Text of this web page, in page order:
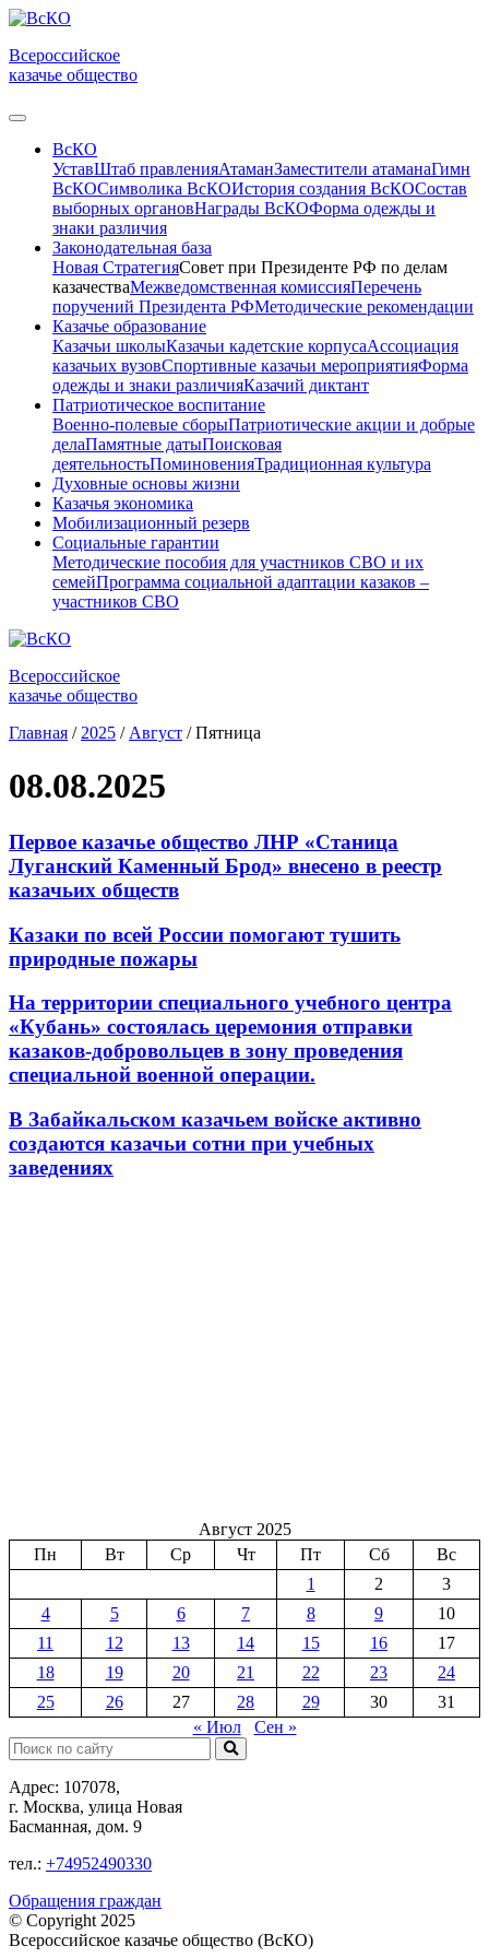
Всероссийское
казачье общество
ВсКО
УставШтаб правленияАтаманЗаместители атаманаГимн
ВсКОСимволика ВсКОИстория создания ВсКОСостав
выборных органовНаграды ВсКОФорма одежды и
знаки различия
Законодательная база
Новая СтратегияСовет при Президенте РФ по делам
казачестваМежведомственная комиссияПеречень
поручений Президента РФМетодические рекомендации
Казачье образование
Казачьи школыКазачьи кадетские корпусаАссоциация
казачьих вузовСпортивные казачьи мероприятияФорма
одежды и знаки различияКазачий диктант
Патриотическое воспитание
Военно-полевые сборыПатриотические акции и добрые
делаПамятные датыПоисковая
деятельностьПоминовенияТрадиционная культура
Духовные основы жизни
Казачья экономика
Мобилизационный резерв
Социальные гарантии
Методические пособия для участников СВО и их
семейПрограмма социальной адаптации казаков –
участников СВО
Всероссийское
казачье общество
Главная / 2025 / Август /Пятница
08.08.2025
Первое казачье общество ЛНР «Станица
Луганский Каменный Брод» внесено в реестр
казачьих обществ
Казаки по всей России помогают тушить
природные пожары
На территории специального учебного центра
«Кубань» состоялась церемония отправки
казаков-добровольцев в зону проведения
специальной военной операции.
В Забайкальском казачьем войске активно
создаются казачьи сотни при учебных
заведениях
Август 2025
Пн
Вт Ср Чт Пт Сб
Вс
1
2
3
4
5 6 7 8 9
10
11
12 13 14 15 16
17
18
19 20 21 22 23
24
25
26 27 28 29 30
31
« Июл
Сен »
Поиск:
Адрес: 107078,
г. Москва, улица Новая
Басманная, дом. 9
тел.: +74952490330
Обращения граждан
© Copyright 2025
Всероссийское казачье общество (ВсКО)